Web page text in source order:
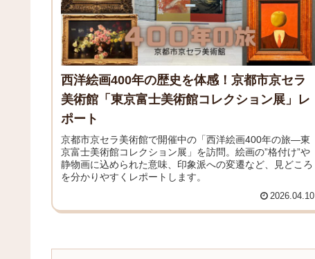
西洋絵画400年の歴史を体感！京都市京セラ
美術館「東京富士美術館コレクション展」レ
ポート
京都市京セラ美術館で開催中の「西洋絵画400年の旅―東
京富士美術館コレクション展」を訪問。絵画の”格付け”や
静物画に込められた意味、印象派への変遷など、見どころ
を分かりやすくレポートします。
2026.04.10